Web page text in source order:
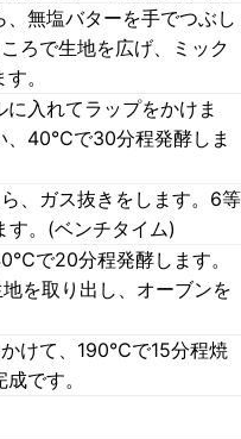
無塩バターを手でつぶし
ろで生地を広げ、ミック
。
入れてラップをかけま
、40℃で30分程発酵しま
、ガス抜きをします。6等
す。(ベンチタイム)
で20分程発酵します。
を取り出し、オーブンを
けて、190℃で15分程焼
です。